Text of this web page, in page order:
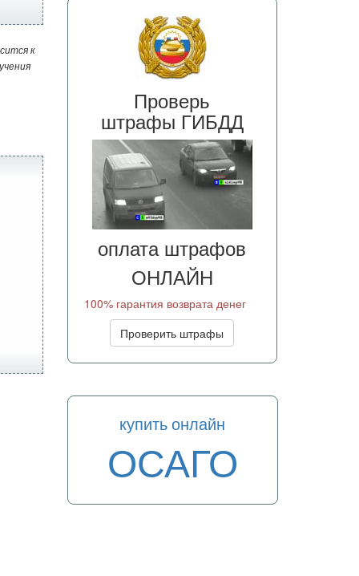
к
Проверь
штрафы ГИБДД
оплата штрафов
ОНЛАЙН
100% гарантия возврата денег
Проверить штрафы
купить онлайн
ОСАГО